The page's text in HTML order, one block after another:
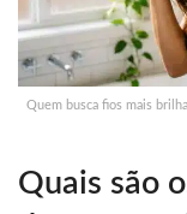
Quem busca fios mais
Quais são